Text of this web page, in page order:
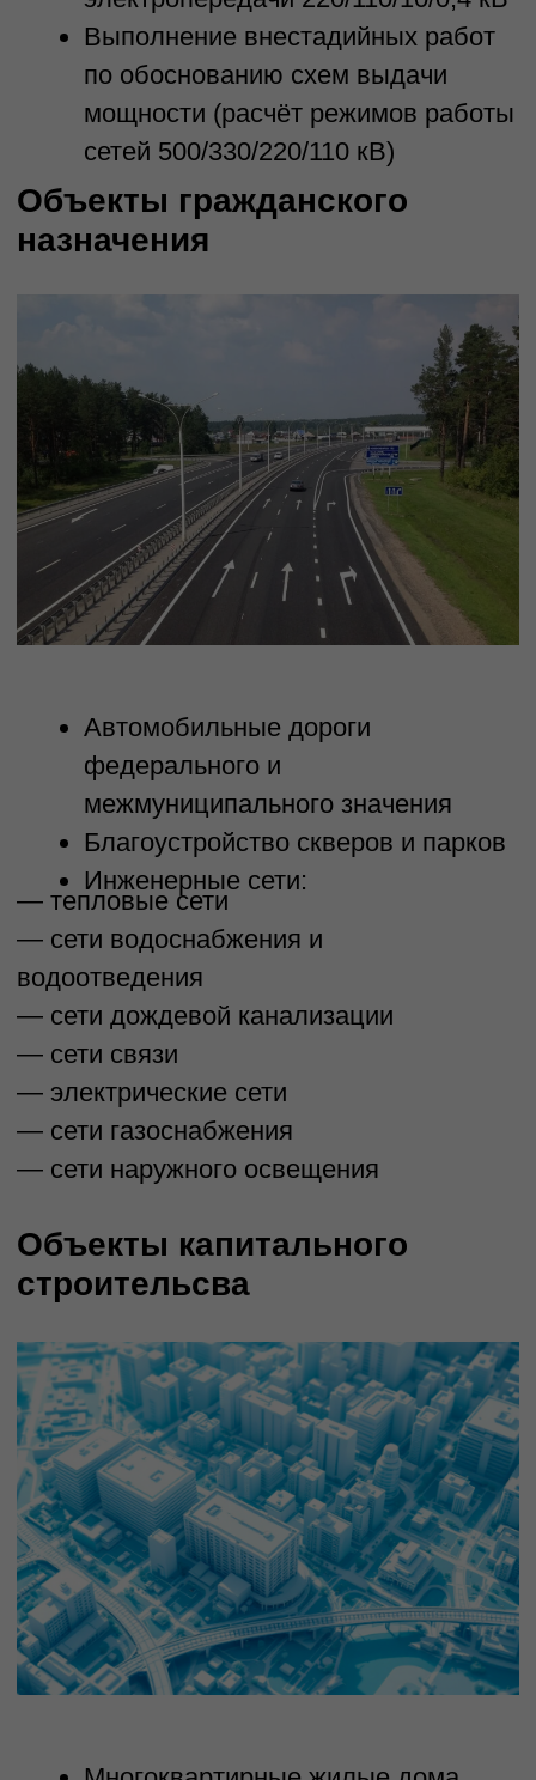
Мы готовы обсудить ваши
идеи и предложения, а также
разработать индивидуальное
решение для вашего проекта.
Свяжитесь с нами сегодня, чтобы узнать
больше о наших услугах и начать работу
ПроектировщикPRO
Управление Проектными Потоками
Коммерческий модуль
на этапах конкурсных
процедур с использованием
AI-помощника по задачам:
площадках, оценки
технического задания,
оценки рентабельности
формирование технико-
коммерческого предложения
Проектный модуль
библиотека проектных
решений, генерация
шаблонов проектно-сметной
документации по разделам
проекта с использованием
технологии ИИ на этапах
разработки ПСД и
прохождения экспертиз
Базовый модуль
графиками по проектам
Создание AI-базы для
управления проектной
деятельностью